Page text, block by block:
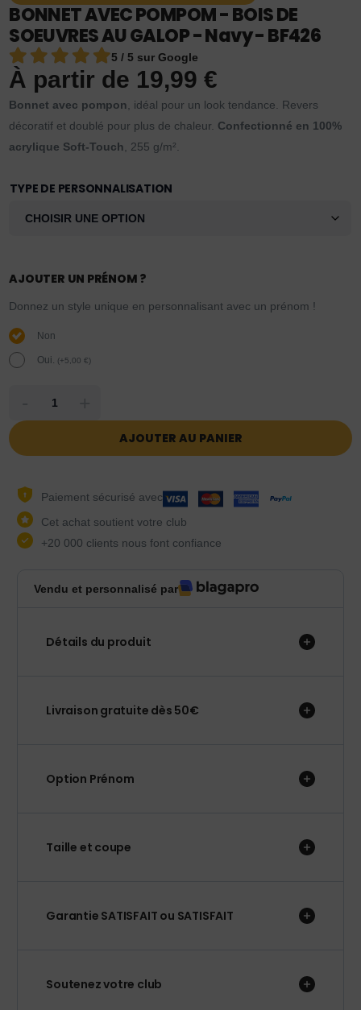
BONNET AVEC POMPOM - BOIS DE
SOEUVRES AU GALOP - Navy - BF426
5 / 5 sur Google
À partir de 19,99€
Bonnet avec pompon , idéal pour un look tendance. Revers
décoratif et doublé pour plus de chaleur. Confectionné en 100%
acrylique Soft-Touch , 255 g/m².
TYPE DE PERSONNALISATION
AJOUTER UN PRÉNOM ?
Donnez un style unique en personnalisant avec un prénom !
Non
Oui. (+5,00€)
AJOUTER AU PANIER
Paiement sécurisé avec
Cet achat soutient votre club
+20 000 clients nous font confiance
Vendu et personnalisé par
Détails du produit
Livraison gratuite dès 50€
Option Prénom
Taille et coupe
Garantie SATISFAIT ou SATISFAIT
Soutenez votre club